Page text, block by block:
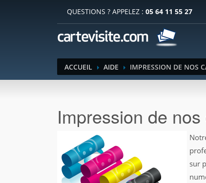
QUESTIONS ? APPELEZ : 05 64 11 55 27
ACCUEIL AIDE IMPRESSION DE NOS
Impression de
sur